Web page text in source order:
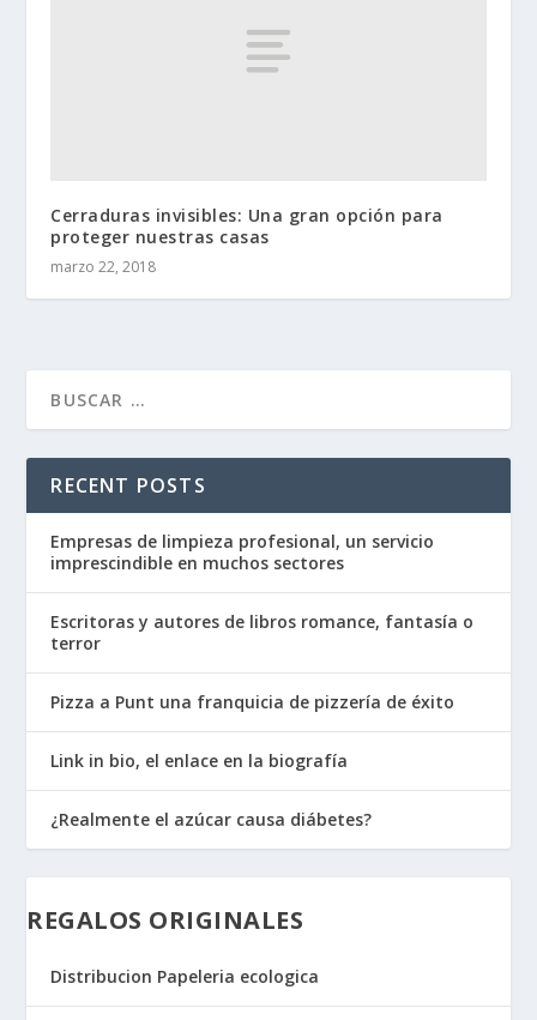
Cerraduras invisibles: Una gran opción para
proteger nuestras casas
marzo 22, 2018
RECENT POSTS
Empresas de limpieza profesional, un servicio
imprescindible en muchos sectores
Escritoras y autores de libros romance, fantasía o
terror
Pizza a Punt una franquicia de pizzería de éxito
Link in bio, el enlace en la biografía
¿Realmente el azúcar causa diábetes?
REGALOS ORIGINALES
Distribucion Papeleria ecologica